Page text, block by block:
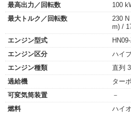
最高出力／回転数
100
最大トルク／回転数
230 N
m) /
エンジン型式
エンジン区分
ハイ
エンジン種類
直列
過給機
ターボ
可変気筒装置
－
燃料
ハイ